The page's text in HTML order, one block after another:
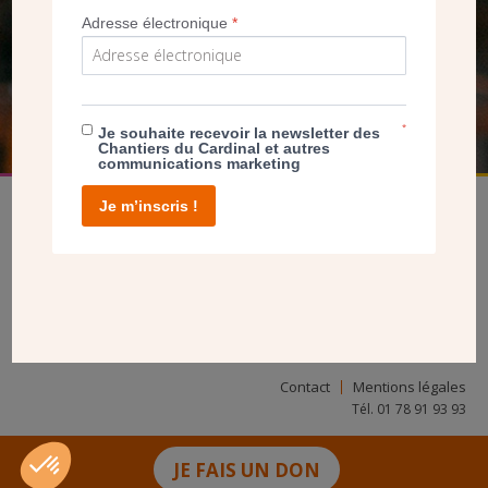
JE FAIS UN DON
NOUS PERMET D’AGIR
FAIRE UN DON
Contact Mentions légales
Tél. 01 78 91 93 93
Adresse électronique*
Je souhaite recevoir la newsletter des
Chantiers du Cardinal et autres
communications marketing
*
Je m’inscris !